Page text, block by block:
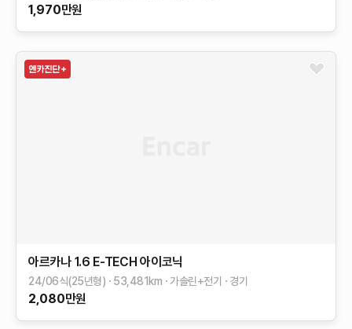
1,970만원
아르카나 1.6 E-TECH 아이코닉
24/06식(25년형) 53,481 km 가솔린+전기 경기
2,080만원